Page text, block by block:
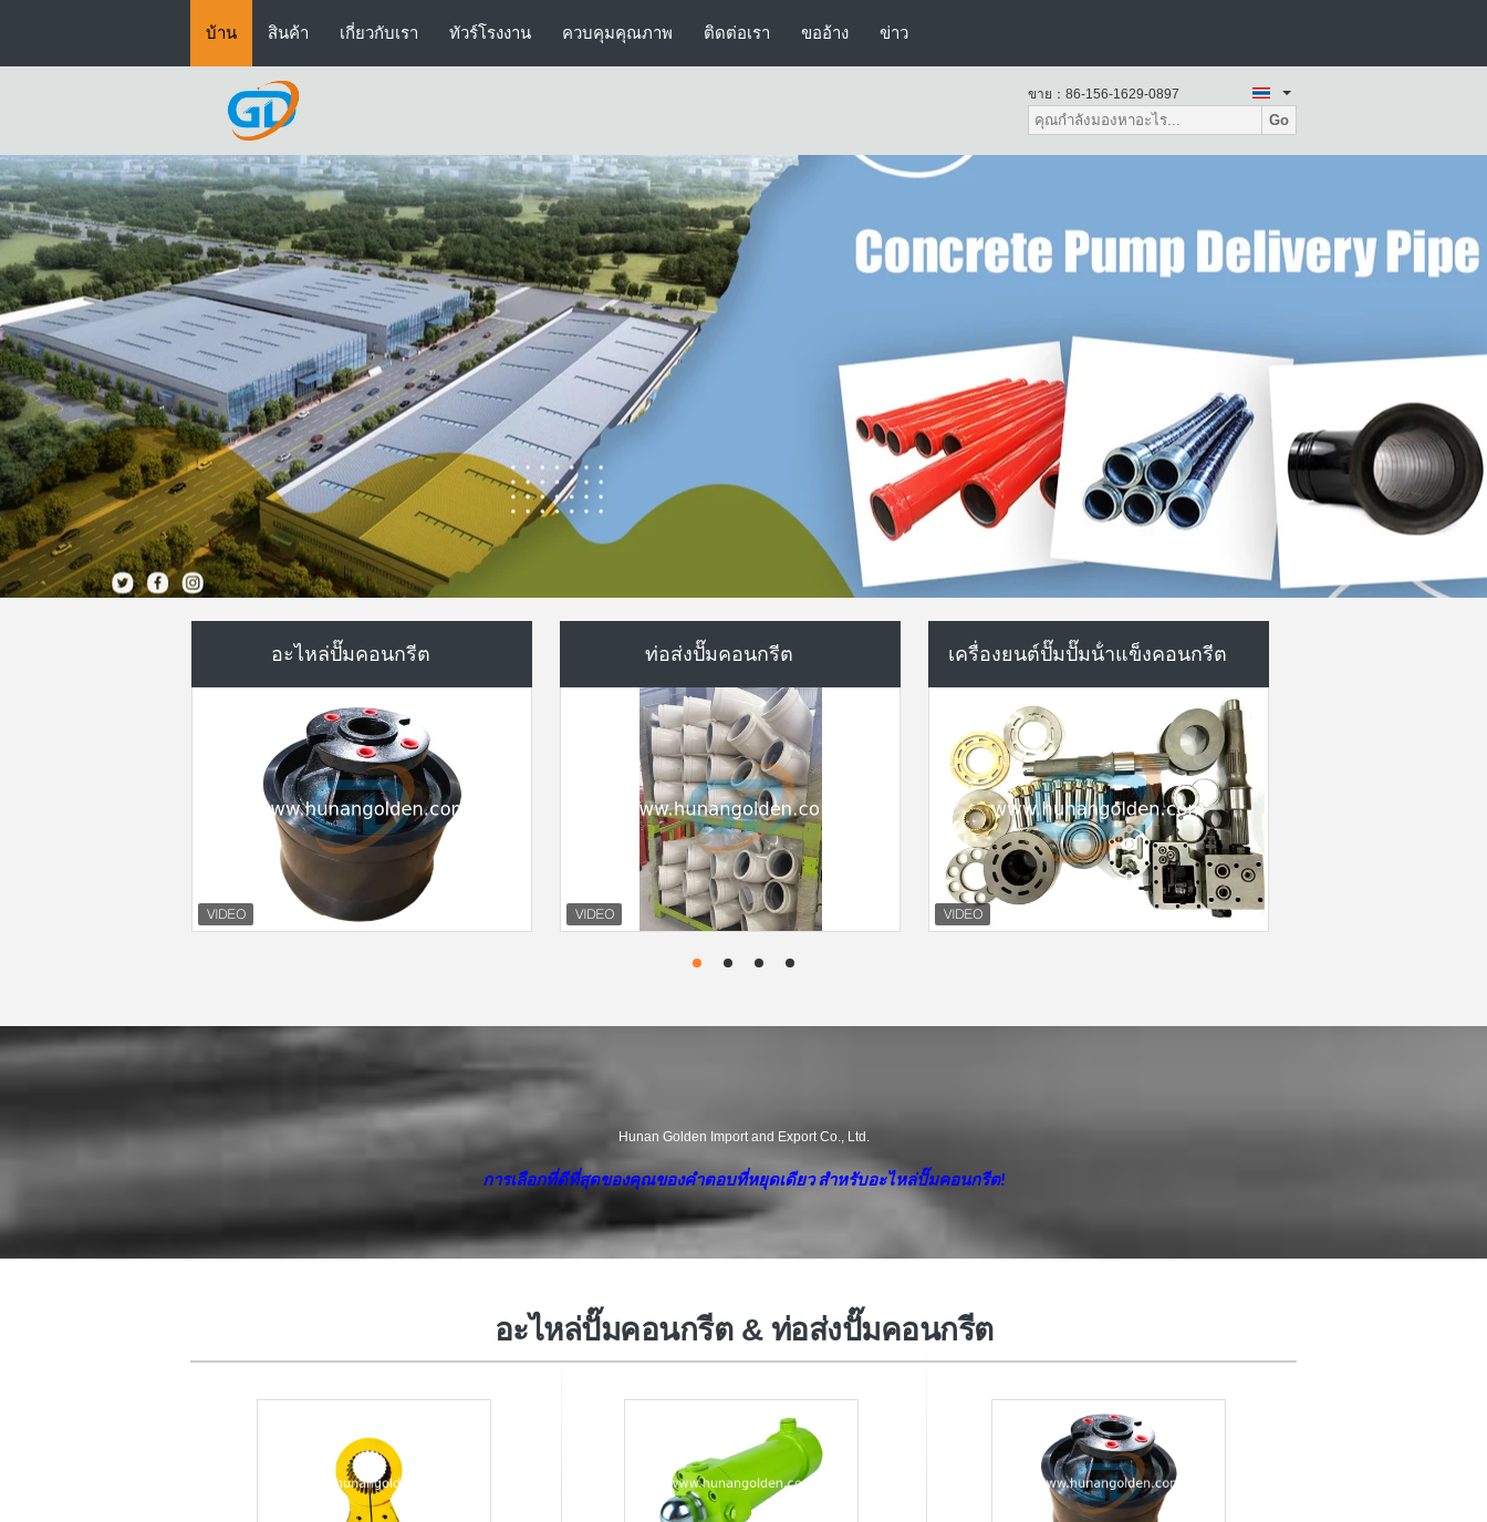
บ้าน สินค้า เกี่ยวกับเรา ทัวร์โรงงาน ควบคุมคุณภาพ ติดต่อเรา ขออ้าง ข่าว
ขาย： 86-156-1629-0897
Go
การท่อแบบทนทานการสวม ท่อท่อปั๊มคอนกรีต
อะไหล่ปั๊มคอนกรีต ท่อส่งปั๊มคอนกรีต เครื่องยนต์ปั๊มปั๊มน้ําแข็งคอนกรีต
วาล์วควบคุมไฮดรอลิค ชุดซีลกระบอกไฮดรอลิค กรณีการโอนปั๊มคอนกรีต
Hunan Golden Import and Export Co., Ltd.
การเลือกที่ดีที่สุดของคุณของคําตอบที่หยุดเดียว สําหรับอะไหล่ปั๊มคอนกรีต!
อะไหล่ปั๊มคอนกรีต & ท่อส่งปั๊มคอนกรีต